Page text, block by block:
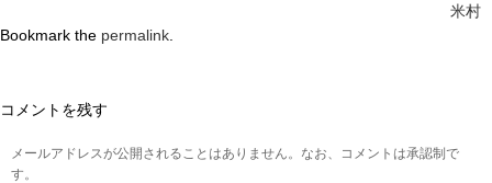
米村
Bookmark the permalink
コメントを残す
メールアドレスが公開されることはありません。なお、コメントは承認制で
す。